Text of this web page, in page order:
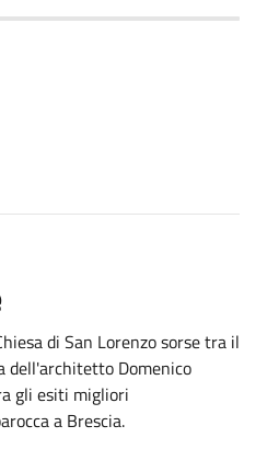
di San Lorenzo sorse tra il
dell'architetto Domenico
gli esiti migliori
a Brescia.